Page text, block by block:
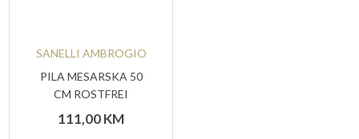
SANELLI AMBROGIO
PILA MESARSKA 50
CM ROSTFREI
111,00KM